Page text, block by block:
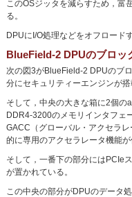
このOSジッタを減らすため，富
る。
DPUにI/O処理などをオフロード
BlueField-2 DPUのブロッ
次の図3がBlueField-2 DPUのブ
分にセキュリティーエンジンが搭
そして，中央の大きな箱に2個
DDR4-3200のメモリインタフェ
GACC（グローバル・アクセラ
的に専用のアクセラレータ機能が
そして，一番下の部分にはPCIe
が置かれている。
この中央の部分がDPUのデータ